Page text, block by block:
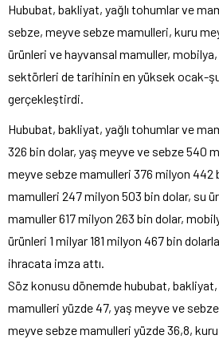
Hububat, bakliyat, yağlı tohumlar ve
sebze, meyve sebze mamulleri, kuru
ürünleri ve hayvansal mamuller,
sektörleri de tarihinin en yüksek ocak-
gerçekleştirdi.
Hububat, bakliyat, yağlı tohumlar ve
326 bin dolar, yaş meyve ve sebze 540
meyve sebze mamulleri 376 milyon 442
mamulleri 247 milyon 503 bin dolar, su
mamuller 617 milyon 263 bin dolar,
ürünleri 1 milyar 181 milyon 467 bin
ihracata imza attı.
Söz konusu dönemde hububat, bakliyat,
mamulleri yüzde 47, yaş meyve ve
meyve sebze mamulleri yüzde 36,8,